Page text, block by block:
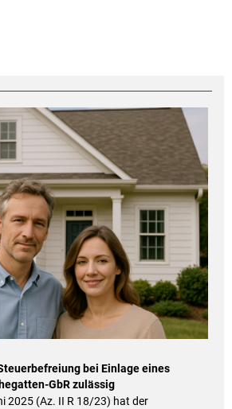
bei Einlage eines
GbR zulässig
2025 (Az. II R 18/23) hat der